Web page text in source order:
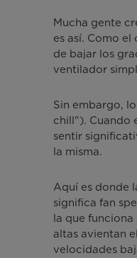
Mucha gente
es así. Como
de bajar los
ventilador
Sin embargo,
chill"). Cuando
sentir
la misma.
Aquí es donde
significa fan
la que
altas avientan
velocidades